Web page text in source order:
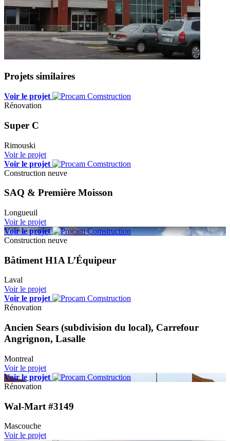
Projets similaires
Voir le projet
Rénovation
Super C
Rimouski
Voir le projet
Voir le projet
Construction neuve
SAQ & Première Moisson
Longueuil
Voir le projet
Voir le projet
Construction neuve
Bâtiment H1A L’Équipeur
Laval
Voir le projet
Voir le projet
Rénovation
Ancien Sears (subdivision du local), Carrefour
Angrignon, Lasalle
Montreal
Voir le projet
Voir le projet
Rénovation
Wal-Mart #3149
Mascouche
Voir le projet